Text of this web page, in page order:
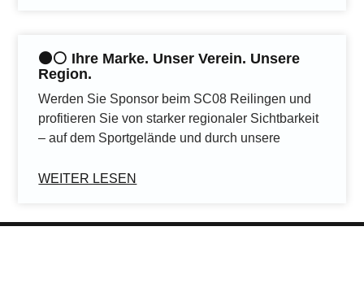
⚫️⚪️ Ihre Marke. Unser Verein. Unsere
Region.
Werden Sie Sponsor beim SC08 Reilingen und
profitieren Sie von starker regionaler Sichtbarkeit
– auf dem Sportgelände und durch unsere
WEITER LESEN